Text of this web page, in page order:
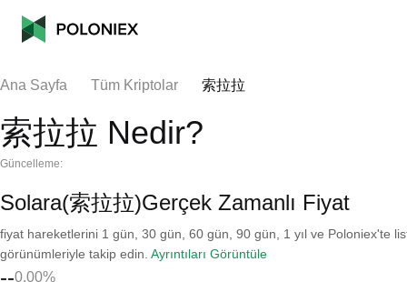
Ana Sayfa Tüm Kriptolar 索拉拉
索拉拉 Nedir?
Güncelleme:
Solara(索拉拉)Gerçek Zamanlı Fiyat
fiyat hareketlerini 1 gün, 30 gün, 60 gün, 90 gün, 1 yıl ve Poloniex'te
görünümleriyle takip edin. Ayrıntıları Görüntüle
--0.00%